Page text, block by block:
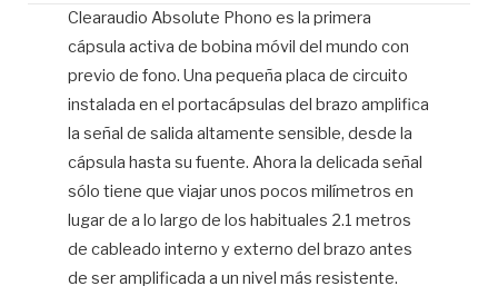
Clearaudio Absolute Phono es la primera
cápsula activa de bobina móvil del mundo con
previo de fono. Una pequeña placa de circuito
instalada en el portacápsulas del brazo amplifica
la señal de salida altamente sensible, desde la
cápsula hasta su fuente. Ahora la delicada señal
sólo tiene que viajar unos pocos milímetros en
lugar de a lo largo de los habituales 2.1 metros
de cableado interno y externo del brazo antes
de ser amplificada a un nivel más resistente.